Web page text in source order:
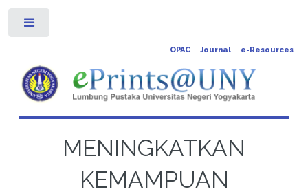
OPAC Journal e-Resources
MENINGKATKAN
KEMAMPUAN